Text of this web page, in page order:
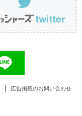
広告掲載のお問い合わせ